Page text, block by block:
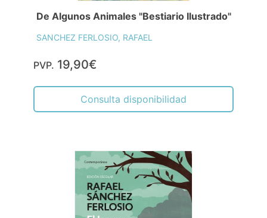
De Algunos Animales "Bestiario Ilustrado"
SANCHEZ FERLOSIO, RAFAEL
PVP. 19,90€
Consulta disponibilidad